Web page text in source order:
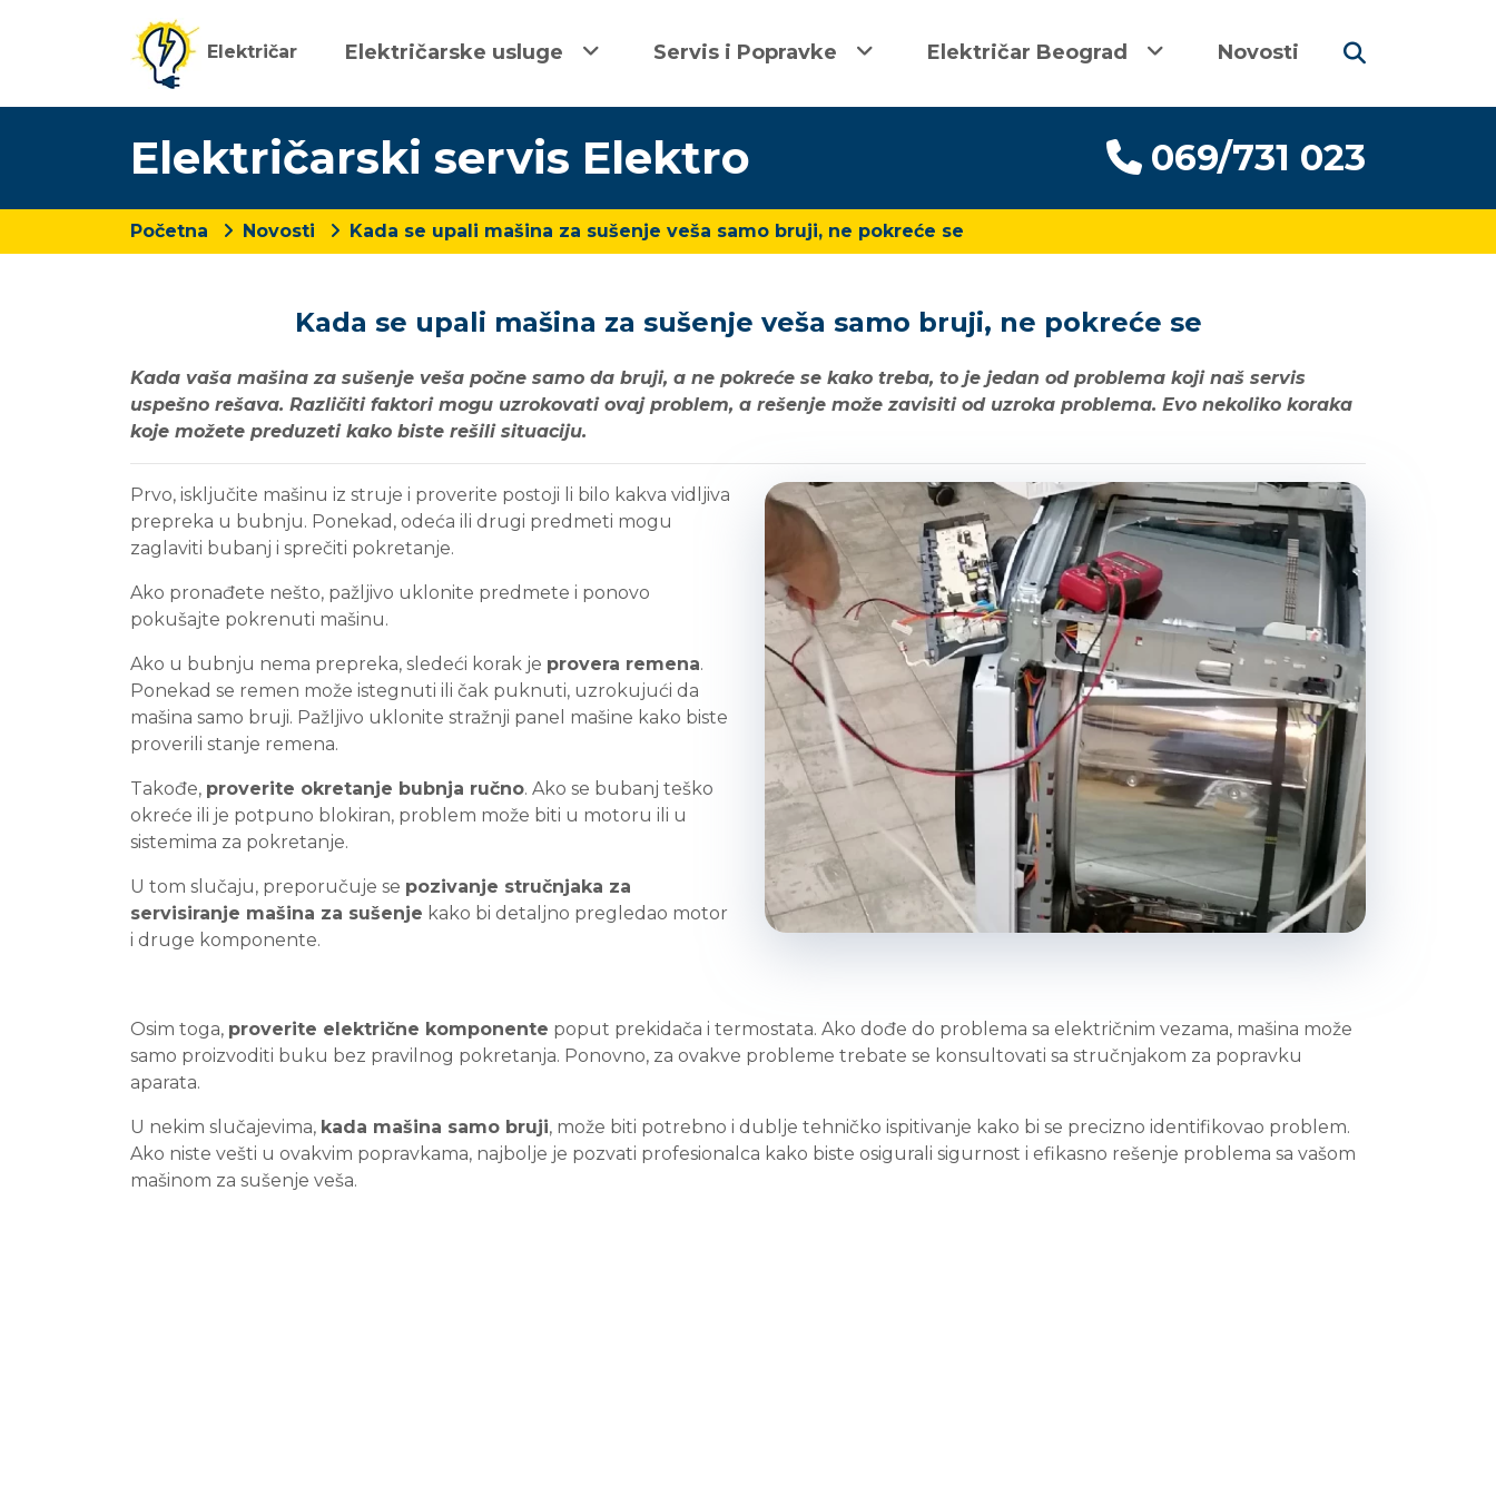
Električar Električarske usluge Servis i Popravke Električar Beograd Novosti
Električarski servis Elektro 069/731 023
Početna Novosti Kada se upali mašina za sušenje veša samo bruji, ne pokreće se
Kada se upali mašina za sušenje veša samo bruji, ne pokreće se
Kada vaša mašina za sušenje veša počne samo da bruji, a ne pokreće se kako treba, to je jedan od problema koji naš servis
uspešno rešava. Različiti faktori mogu uzrokovati ovaj problem, a rešenje može zavisiti od uzroka problema. Evo nekoliko koraka
koje možete preduzeti kako biste rešili situaciju.
Prvo, isključite mašinu iz struje i proverite postoji li bilo kakva vidljiva
prepreka u bubnju. Ponekad, odeća ili drugi predmeti mogu
zaglaviti bubanj i sprečiti pokretanje.
Ako pronađete nešto, pažljivo uklonite predmete i ponovo
pokušajte pokrenuti mašinu.
Ako u bubnju nema prepreka, sledeći korak je provera remena.
Ponekad se remen može istegnuti ili čak puknuti, uzrokujući da
mašina samo bruji. Pažljivo uklonite stražnji panel mašine kako biste
proverili stanje remena.
Takođe, proverite okretanje bubnja ručno. Ako se bubanj teško
okreće ili je potpuno blokiran, problem može biti u motoru ili u
sistemima za pokretanje.
U tom slučaju, preporučuje se pozivanje stručnjaka za
servisiranje mašina za sušenje kako bi detaljno pregledao motor
i druge komponente.
Osim toga, proverite električne komponente poput prekidača i termostata. Ako dođe do problema sa električnim vezama, mašina može
samo proizvoditi buku bez pravilnog pokretanja. Ponovno, za ovakve probleme trebate se konsultovati sa stručnjakom za popravku
aparata.
U nekim slučajevima, kada mašina samo bruji, može biti potrebno i dublje tehničko ispitivanje kako bi se precizno identifikovao problem.
Ako niste vešti u ovakvim popravkama, najbolje je pozvati profesionalca kako biste osigurali sigurnost i efikasno rešenje problema sa vašom
mašinom za sušenje veša.